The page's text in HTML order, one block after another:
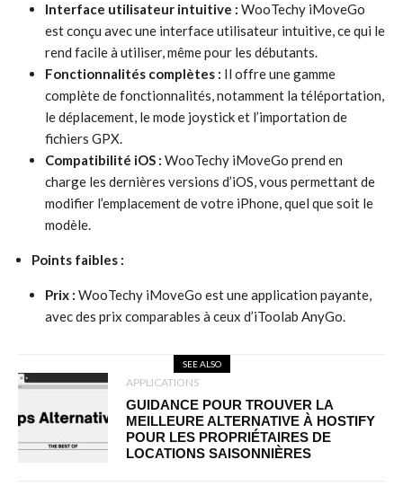
Interface utilisateur intuitive : WooTechy iMoveGo
est conçu avec une interface utilisateur intuitive, ce qui le
rend facile à utiliser, même pour les débutants.
Fonctionnalités complètes : Il offre une gamme
complète de fonctionnalités, notamment la téléportation,
le déplacement, le mode joystick et l’importation de
fichiers GPX.
Compatibilité iOS : WooTechy iMoveGo prend en
charge les dernières versions d’iOS, vous permettant de
modifier l’emplacement de votre iPhone, quel que soit le
modèle.
Points faibles :
Prix : WooTechy iMoveGo est une application payante,
avec des prix comparables à ceux d’iToolab AnyGo.
SEE ALSO
APPLICATIONS
GUIDANCE POUR TROUVER LA
MEILLEURE ALTERNATIVE À HOSTIFY
POUR LES PROPRIÉTAIRES DE
LOCATIONS SAISONNIÈRES